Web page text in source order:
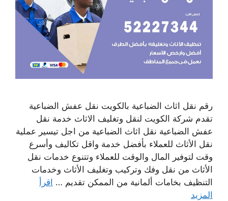
رقم نقل اثاث الضباعية بالكويت نقل عفش الضباعية
تقدم شركة الكويت لنقل وتغليف الاثاث خدمة نقل
عفش الضباعية نقل اثاث الضباعية من اجل تيسير عملية
نقل الأثاث للعملاء بأفضل خدمة واقل تكاليف وأسرع
وقت لتوفير المال والوقت للعملاء وتتنوع خدمات نقل
الأثاث من نقل وفك وتركيب وتغليف الأثاث وخدمات
التنظيف بخامات ألمانية من الممكن تقديم … اقرأ
المزيد